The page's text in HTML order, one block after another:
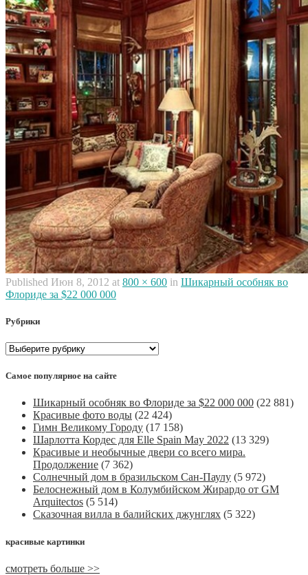
Published Июн 8, 2012 at 800 × 600 in Шикарный особняк во
Флориде за $22 000 000
Рубрики
Рубрики
Самое популярное на сайте
Шикарный особняк во Флориде за $22 000 000 (22 881)
Красивые фото воды (22 424)
Гимн Великому Городу (17 158)
Шарлотта Кордес для Elle Spain May 2022 (13 329)
Красивые и необычные двери со всего мира.
Продолжение (7 362)
Солнечный дом в бразильском Сан-Паулу (5 972)
Белоснежный дом в Колумбийском Жирардо от GM
Arquitectos (5 514)
Сказочная вилла в балийских джунглях (5 322)
красивые картинки
смотреть больше >>